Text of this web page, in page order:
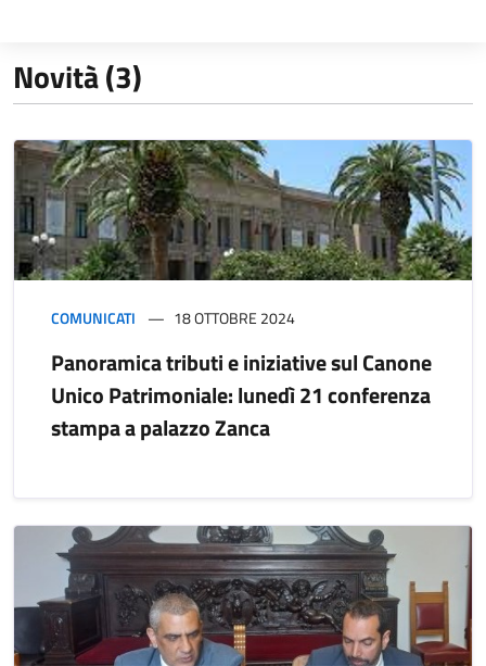
Novità (3)
COMUNICATI 18 OTTOBRE 2024
Panoramica tributi e iniziative sul Canone
Unico Patrimoniale: lunedì 21 conferenza
stampa a palazzo Zanca